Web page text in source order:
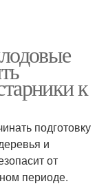
к
подготовку
и
от
периоде.